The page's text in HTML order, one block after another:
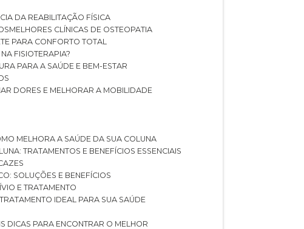
DA REABILITAÇÃO FÍSICA
MELHORES CLÍNICAS DE OSTEOPATIA
PARA CONFORTO TOTAL
NA FISIOTERAPIA?
PARA A SAÚDE E BEM-ESTAR
DORES E MELHORAR A MOBILIDADE
MELHORA A SAÚDE DA SUA COLUNA
TRATAMENTOS E BENEFÍCIOS ESSENCIAIS
SOLUÇÕES E BENEFÍCIOS
E TRATAMENTO
IDEAL PARA SUA SAÚDE
DICAS PARA ENCONTRAR O MELHOR